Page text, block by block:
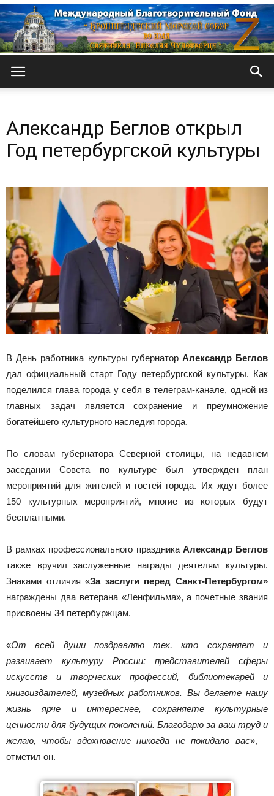
Морской
собор
Александр Беглов открыл
Год петербургской культуры
В День работника культуры губернатор Александр Беглов
дал официальный старт Году петербургской культуры. Как
поделился глава города у себя в телеграм-канале, одной из
главных задач является сохранение и преумножение
богатейшего культурного наследия города.
По словам губернатора Северной столицы, на недавнем
заседании Совета по культуре был утвержден план
мероприятий для жителей и гостей города. Их ждут более
150 культурных мероприятий, многие из которых будут
бесплатными.
В рамках профессионального праздника Александр Беглов
также вручил заслуженные награды деятелям культуры.
Знаками отличия «За заслуги перед Санкт-Петербургом»
награждены два ветерана «Ленфильма», а почетные звания
присвоены 34 петербуржцам.
«От всей души поздравляю тех, кто сохраняет и
развивает культуру России: представителей сферы
искусств и творческих профессий, библиотекарей и
книгоиздателей, музейных работников. Вы делаете нашу
жизнь ярче и интереснее, сохраняете культурные
ценности для будущих поколений. Благодарю за ваш труд и
желаю, чтобы вдохновение никогда не покидало вас», –
отметил он.